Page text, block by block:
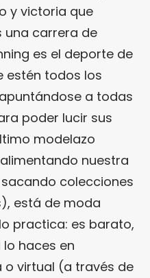
y victoria que
una carrera de
es el deporte de
estén todos los
a todas
poder lucir sus
modelazo
nuestra
colecciones
está de moda
practica: es barato,
haces en
virtual (a través de